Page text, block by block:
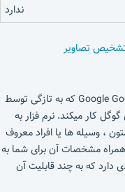
ندارد
باز هم نرم افزار متفاوتی از گوگل. نرم افزار Google Goggles که به تازگی توسط
کار میکند. نرم فزار به
، وسیله ها یا افراد معروف
مشخصات آن برای شما به
دارد که به چند قابلیت آن